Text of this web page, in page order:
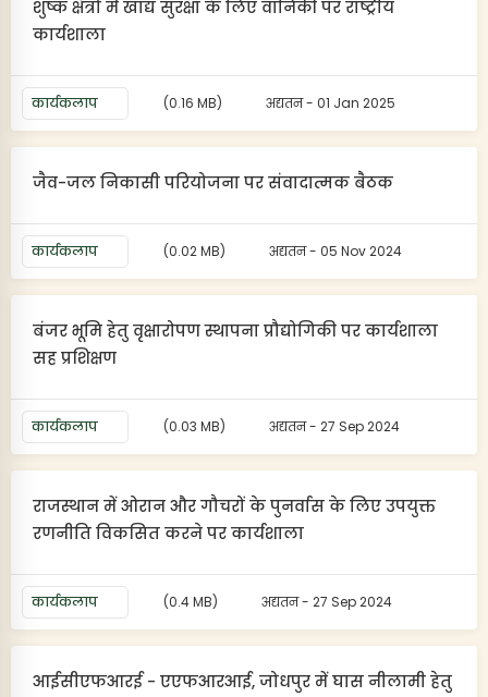
शुष्क क्षेत्रों में खाद्य सुरक्षा के लिए वानिकी पर राष्ट्रीय
कार्यशाला
कार्यकलाप (0.16 MB) अद्यतन - 01 Jan 2025
जैव-जल निकासी परियोजना पर संवादात्मक बैठक
कार्यकलाप (0.02 MB) अद्यतन - 05 Nov 2024
बंजर भूमि हेतु वृक्षारोपण स्थापना प्रौद्योगिकी पर कार्यशाला
सह प्रशिक्षण
कार्यकलाप (0.03 MB) अद्यतन - 27 Sep 2024
राजस्थान में ओरान और गौचरों के पुनर्वास के लिए उपयुक्त
रणनीति विकसित करने पर कार्यशाला
कार्यकलाप (0.4 MB) अद्यतन - 27 Sep 2024
आईसीएफआरई - एएफआरआई, जोधपुर में घास नीलामी हेतु